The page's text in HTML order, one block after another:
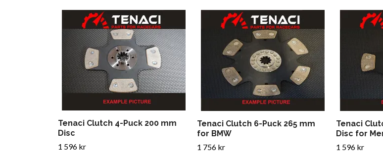
Tenaci Clutch 4-Puck 200 mm
Disc
1 596 kr
Tenaci Clutch 6-Puck 265 mm
for BMW
1 756 kr
Tenaci
Disc for
1 596 kr